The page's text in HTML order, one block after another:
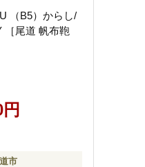
（B5）からし/
尾道 帆布鞄
市